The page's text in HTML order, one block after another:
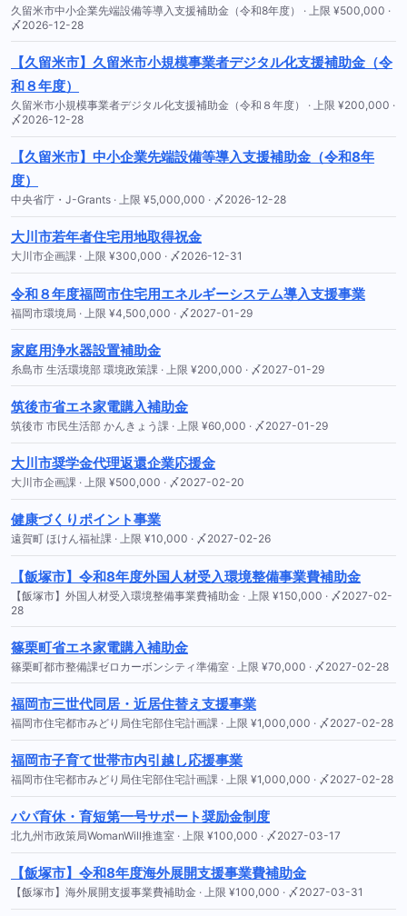
久留米市中小企業先端設備等導入支援補助金（令和8年度） · 上限 ¥500,000 ·
〆2026-12-28
【久留米市】久留米市小規模事業者デジタル化支援補助金（令
和８年度）
久留米市小規模事業者デジタル化支援補助金（令和８年度） · 上限 ¥200,000 ·
〆2026-12-28
【久留米市】中小企業先端設備等導入支援補助金（令和8年
度）
中央省庁・J-Grants · 上限 ¥5,000,000 · 〆2026-12-28
大川市若年者住宅用地取得祝金
大川市企画課 · 上限 ¥300,000 · 〆2026-12-31
令和８年度福岡市住宅用エネルギーシステム導入支援事業
福岡市環境局 · 上限 ¥4,500,000 · 〆2027-01-29
家庭用浄水器設置補助金
糸島市 生活環境部 環境政策課 · 上限 ¥200,000 · 〆2027-01-29
筑後市省エネ家電購入補助金
筑後市 市民生活部 かんきょう課 · 上限 ¥60,000 · 〆2027-01-29
大川市奨学金代理返還企業応援金
大川市企画課 · 上限 ¥500,000 · 〆2027-02-20
健康づくりポイント事業
遠賀町 ほけん福祉課 · 上限 ¥10,000 · 〆2027-02-26
【飯塚市】令和8年度外国人材受入環境整備事業費補助金
【飯塚市】外国人材受入環境整備事業費補助金 · 上限 ¥150,000 · 〆2027-02-
28
篠栗町省エネ家電購入補助金
篠栗町都市整備課ゼロカーボンシティ準備室 · 上限 ¥70,000 · 〆2027-02-28
福岡市三世代同居・近居住替え支援事業
福岡市住宅都市みどり局住宅部住宅計画課 · 上限 ¥1,000,000 · 〆2027-02-28
福岡市子育て世帯市内引越し応援事業
福岡市住宅都市みどり局住宅部住宅計画課 · 上限 ¥1,000,000 · 〆2027-02-28
パパ育休・育短第一号サポート奨励金制度
北九州市政策局WomanWill推進室 · 上限 ¥100,000 · 〆2027-03-17
【飯塚市】令和8年度海外展開支援事業費補助金
【飯塚市】海外展開支援事業費補助金 · 上限 ¥100,000 · 〆2027-03-31